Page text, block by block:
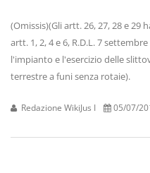
(Omissis)(Gli artt. 26, 27, 28 e
artt. 1, 2, 4 e 6, R.D.L. 7
l'impianto e l'esercizio delle
terrestre a funi senza rotaie).
Redazione WikiJus I 05/07/